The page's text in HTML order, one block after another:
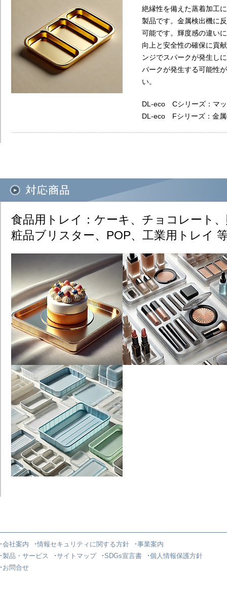
絶縁性を備えた蒸着加工
製品です。金属検出機に
可能です。輝度感の違い
向上と安全性の確保に貢
ンジでスパークが発生し
パークが発生する可能性
い。​
DL-eco Cシリーズ：マ
DL-eco Fシリーズ：金属
食品用トレイ：ケーキ、チョコレート
粧品ブリスター、POP、工業用トレイ
会社案内 情報セキュリティに関する方針
事業案内
製品・サービス
サイトマップ SDGs宣言書
個人情報保護方針
お問合せ